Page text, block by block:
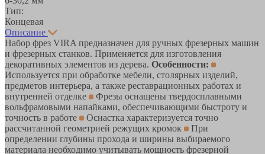
Тип:
Концевая
Описание
Набор фрез VIRA предназначен для ручных фрезерных машин
и фрезерных станков. Применяется для изготовления
декоративных элементов из дерева. Особенности:
Используется при обработке мебели, столярных изделий,
предметов интерьера, а также реставрационных работах и
внутренней отделке
Фрезы оснащены твердосплавными
вольфрамовыми напайками, обеспечивающими быстроту и
точность в работе
Оснастка характеризуется точно
рассчитанной геометрией режущих кромок
При
определении глубины прохода и ширины выбираемого
материала необходимо учитывать мощность фрезерной